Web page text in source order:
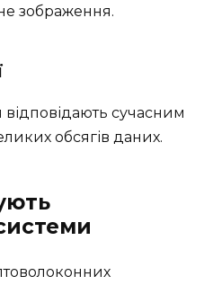
зображення.
сучасним
обсягів даних.